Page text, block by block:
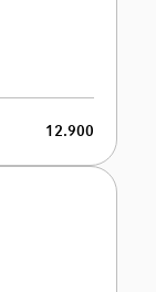
12.900